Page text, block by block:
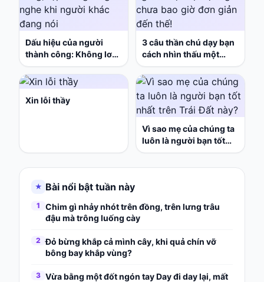
Dấu hiệu của người
thành công: Không lơ
đãng, tập trung lắng
nghe khi người khác
đang nói
3 câu thần chú dạy bạn
cách nhìn thấu một
người: Đọc vị một người
chưa bao giờ đơn giản
đến thế!
Xin lỗi thầy
Vì sao mẹ của chúng ta
luôn là người bạn tốt
nhất trên Trái Đất này?
★ Bài nổi bật tuần này
1
Chim gì nhảy nhót trên đồng, trên lưng trâu
đậu mà trông luống cày
2 Đỏ bừng khắp cả mình cây, khi quả chín vỡ
bông bay khắp vùng?
3 Vừa bằng một đốt ngón tay Day đi day lại, mất